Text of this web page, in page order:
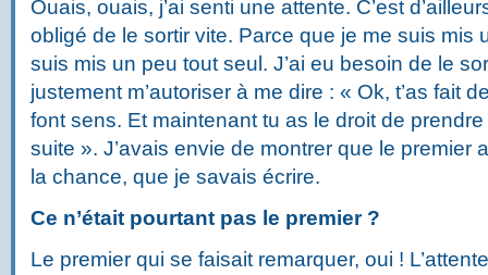
Ouais, ouais, j’ai senti une attente. C’est
obligé de le sortir vite. Parce que je me suis mis
suis mis un peu tout seul. J’ai eu besoin de le
justement m’autoriser à me dire : « Ok, t’as fait
font sens. Et maintenant tu as le droit de
suite ». J’avais envie de montrer que le premier
la chance, que je savais écrire.
Ce n’était pourtant pas le premier ?
Le premier qui se faisait remarquer, oui !